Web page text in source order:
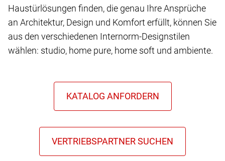
Haustürlösungen finden, die genau Ihre Ansprüche
an Architektur, Design und Komfort erfüllt, können Sie
aus den verschiedenen Internorm-Designstilen
wählen: studio, home pure, home soft und ambiente.